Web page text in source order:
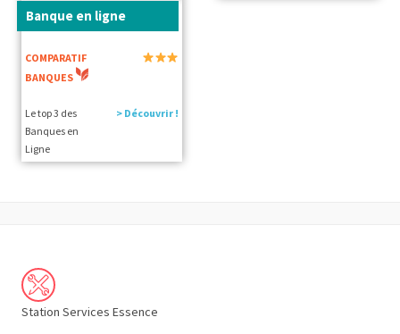
Banque en ligne
COMPARATIF
BANQUES
Le top 3 des
Banques en
Ligne
> Découvrir !
Station Services Essence